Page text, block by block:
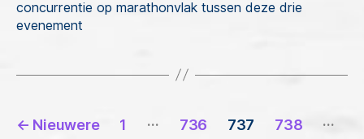
concurrentie op marathonvlak tussen deze drie
evenement
Berichten
← Nieuwere 1 … 736 737 738
…